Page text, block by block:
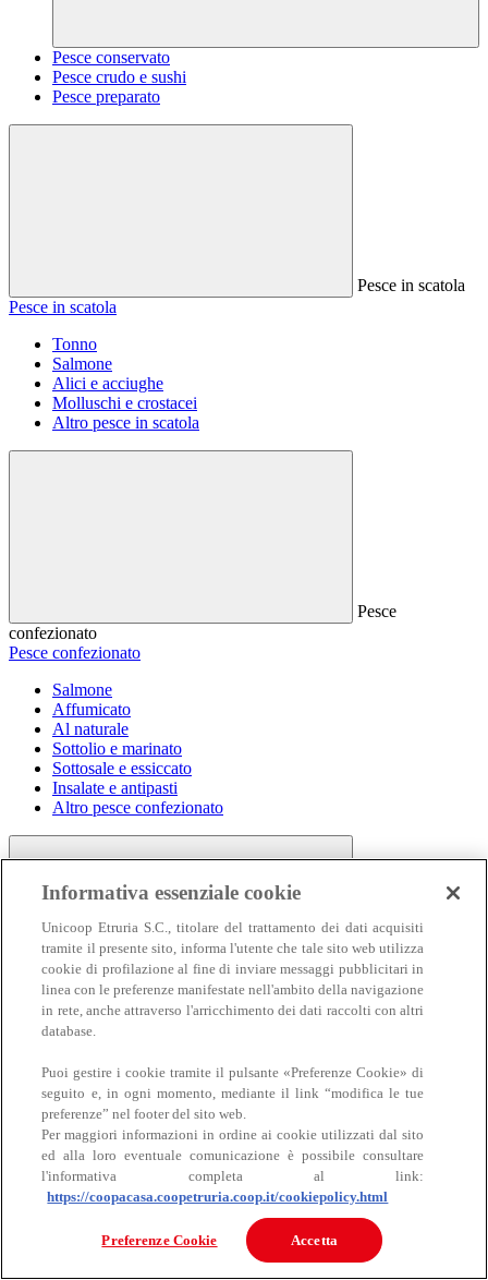
Pesce conservato
Pesce crudo e sushi
Pesce preparato
Pesce in scatola
Pesce in scatola
Tonno
Salmone
Alici e acciughe
Molluschi e crostacei
Altro pesce in scatola
Pesce
confezionato
Pesce confezionato
Salmone
Affumicato
Al naturale
Sottolio e marinato
Sottosale e essiccato
Insalate e antipasti
Altro pesce confezionato
Carne
Carne
Bovino
Informativa essenziale cookie
Unicoop Etruria S.C., titolare del trattamento dei dati acquisiti
tramite il presente sito, informa l'utente che tale sito web utilizza
cookie di profilazione al fine di inviare messaggi pubblicitari in
linea con le preferenze manifestate nell'ambito della navigazione
in rete, anche attraverso l'arricchimento dei dati raccolti con altri
database.
Puoi gestire i cookie tramite il pulsante «Preferenze Cookie» di
seguito e, in ogni momento, mediante il link “modifica le tue
preferenze” nel footer del sito web.
Per maggiori informazioni in ordine ai cookie utilizzati dal sito
ed alla loro eventuale comunicazione è possibile consultare
l'informativa completa al link:
https://coopacasa.coopetruria.coop.it/cookiepolicy.html
Preferenze Cookie Accetta